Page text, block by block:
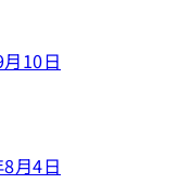
10日
月4日